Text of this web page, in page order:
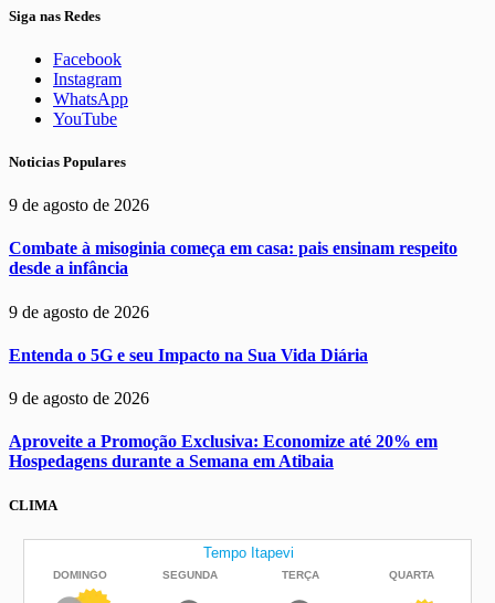
Siga nas Redes
Facebook
Instagram
WhatsApp
YouTube
Noticias Populares
9 de agosto de 2026
Combate à misoginia começa em casa: pais ensinam respeito
desde a infância
9 de agosto de 2026
Entenda o 5G e seu Impacto na Sua Vida Diária
9 de agosto de 2026
Aproveite a Promoção Exclusiva: Economize até 20% em
Hospedagens durante a Semana em Atibaia
CLIMA